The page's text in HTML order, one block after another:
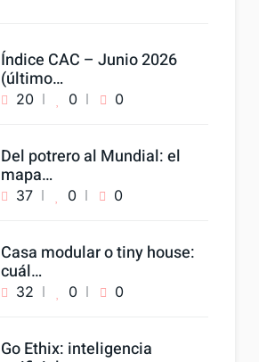
Índice CAC – Junio 2026
(último…
20 0 0
Del potrero al Mundial: el
mapa…
37 0 0
Casa modular o tiny house:
cuál…
32 0 0
Go Ethix: inteligencia